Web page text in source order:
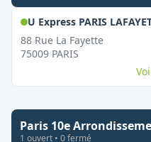
U Express PARIS
88 Rue La Fayette
75009 PARIS
Paris 10e
1 ouvert • 0fermé